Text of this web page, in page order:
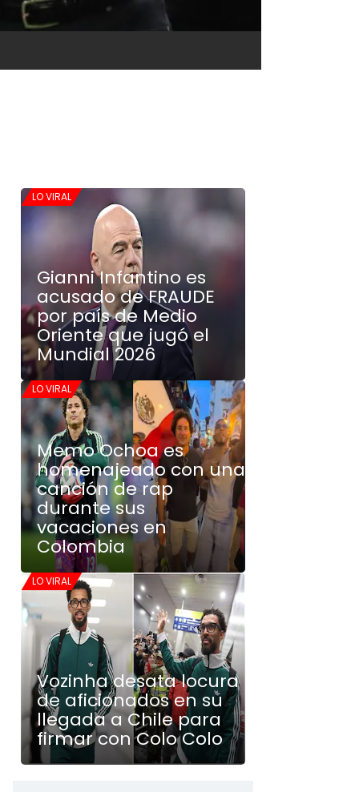
LO VIRAL
Gianni Infantino es
acusado de FRAUDE
por país de Medio
Oriente que jugó el
Mundial 2026
LO VIRAL
Memo Ochoa es
homenajeado con una
canción de rap
durante sus
vacaciones en
Colombia
LO VIRAL
Vozinha desata locura
de aficionados en su
llegada a Chile para
firmar con Colo Colo